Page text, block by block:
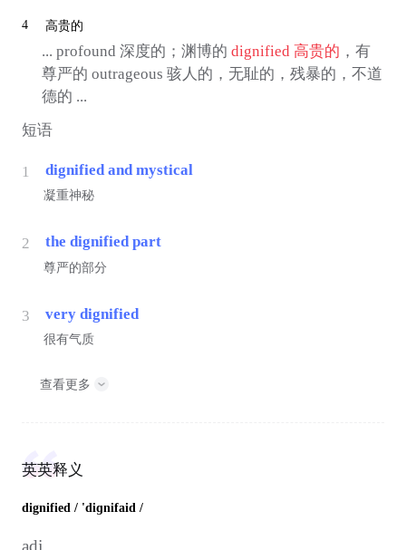
4 高贵的
... profound 深度的；渊博的 dignified 高贵的 ，有
尊严的 outrageous 骇人的，无耻的，残暴的，不道
德的 ...
短语
1 dignified and mystical
凝重神秘
2 the dignified part
尊严的部分
3 very dignified
很有气质
查看更多
英英释义
dignified / 'diɡnifaid /
adj.